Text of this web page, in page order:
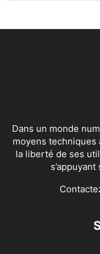
Dans un monde
moyens
la liberté de ses